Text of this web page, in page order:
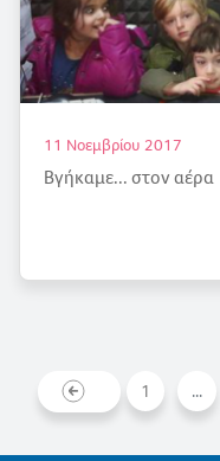
11 Νοεμβρίου 2017
Βγήκαμε... στον αέρα
1 ...